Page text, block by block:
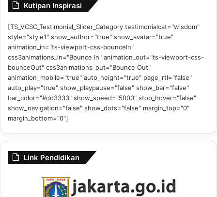
Kutipan Inspirasi
[TS_VCSC_Testimonial_Slider_Category testimonialcat="wisdom"
style="style1" show_author="true" show_avatar="true"
animation_in="ts-viewport-css-bounceIn"
css3animations_in="Bounce In" animation_out="ts-viewport-css-
bounceOut" css3animations_out="Bounce Out"
animation_mobile="true" auto_height="true" page_rtl="false"
auto_play="true" show_playpause="false" show_bar="false"
bar_color="#dd3333" show_speed="5000" stop_hover="false"
show_navigation="false" show_dots="false" margin_top="0"
margin_bottom="0"]
Link Pendidikan